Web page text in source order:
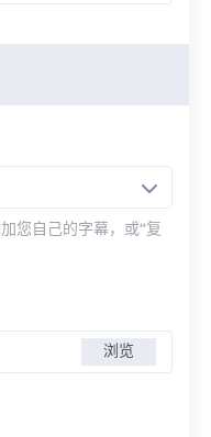
您自己的字幕，或“复
浏览